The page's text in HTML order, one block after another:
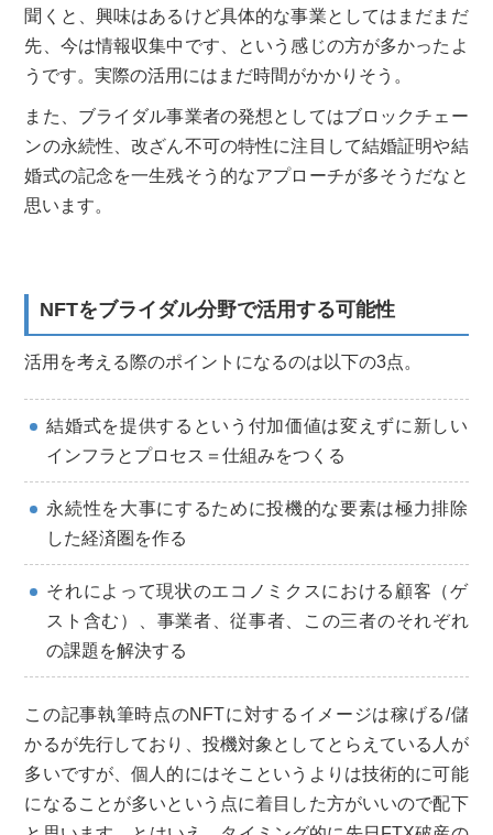
聞くと、興味はあるけど具体的な事業としてはまだまだ
先、今は情報収集中です、という感じの方が多かったよ
うです。実際の活用にはまだ時間がかかりそう。
また、ブライダル事業者の発想としてはブロックチェー
ンの永続性、改ざん不可の特性に注目して結婚証明や結
婚式の記念を一生残そう的なアプローチが多そうだなと
思います。
NFTをブライダル分野で活用する可能性
活用を考える際のポイントになるのは以下の3点。
結婚式を提供するという付加価値は変えずに新しい
インフラとプロセス＝仕組みをつくる
永続性を大事にするために投機的な要素は極力排除
した経済圏を作る
それによって現状のエコノミクスにおける顧客（ゲ
スト含む）、事業者、従事者、この三者のそれぞれ
の課題を解決する
この記事執筆時点のNFTに対するイメージは稼げる/儲
かるが先行しており、投機対象としてとらえている人が
多いですが、個人的にはそこというよりは技術的に可能
になることが多いという点に着目した方がいいので配下